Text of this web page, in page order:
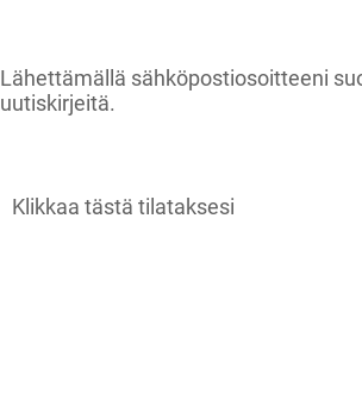
Lähettämällä sähköpostiosoitteeni
uutiskirjeitä.
Klikkaa tästä tilataksesi